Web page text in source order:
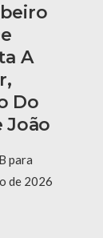
A
Do
João
para
de 2026